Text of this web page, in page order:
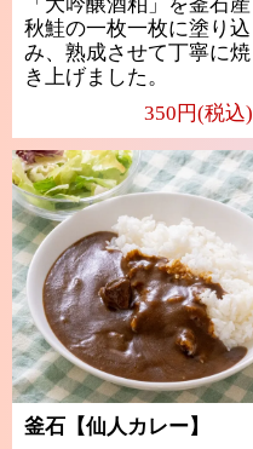
秋鮭の一枚一枚に塗り込
み、熟成させて丁寧に焼
き上げました。
350円(税込)
釜石【仙人カレー】